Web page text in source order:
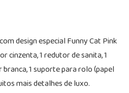
design especial Funny Cat Pink
cinzenta, 1 redutor de sanita, 1
1 suporte para rolo (papel
mais detalhes de luxo.